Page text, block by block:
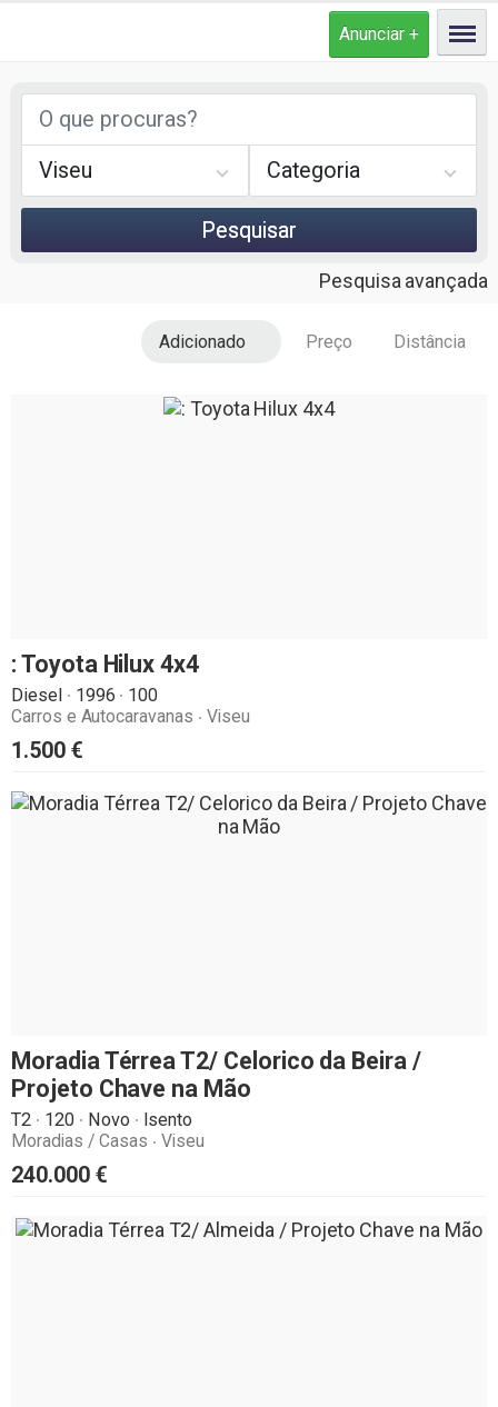
Pesquisar
Pesquisa avançada
Adicionado Preço Distância
: Toyota Hilux 4x4
Diesel 1996
100
Carros e Autocaravanas
Viseu
1.500 €
Moradia Térrea T2/ Celorico da Beira /
Projeto Chave na Mão
T2 120 Novo
Isento
Moradias / Casas
Viseu
240.000 €